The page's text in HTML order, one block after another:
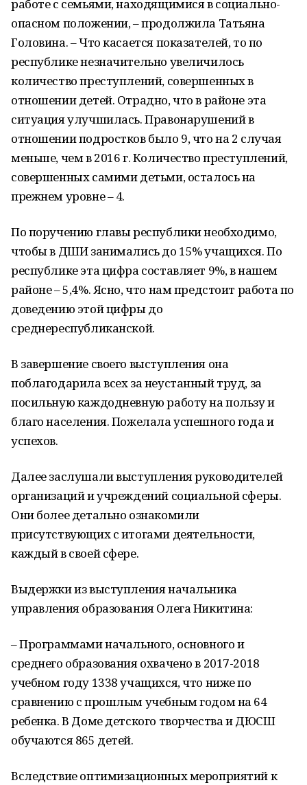
работе с семьями, находящимися в социально-
опасном положении, – продолжила Татьяна
Головина. – Что касается показателей, то по
республике незначительно увеличилось
количество преступлений, совершенных в
отношении детей. Отрадно, что в районе эта
ситуация улучшилась. Правонарушений в
отношении подростков было 9, что на 2 случая
меньше, чем в 2016 г. Количество преступлений,
совершенных самими детьми, осталось на
прежнем уровне – 4.
По поручению главы республики необходимо,
чтобы в ДШИ занимались до 15% учащихся. По
республике эта цифра составляет 9%, в нашем
районе – 5,4%. Ясно, что нам предстоит работа по
доведению этой цифры до
среднереспубликанской.
В завершение своего выступления она
поблагодарила всех за неустанный труд, за
посильную каждодневную работу на пользу и
благо населения. Пожелала успешного года и
успехов.
Далее заслушали выступления руководителей
организаций и учреждений социальной сферы.
Они более детально ознакомили
присутствующих с итогами деятельности,
каждый в своей сфере.
Выдержки из выступления начальника
управления образования Олега Никитина:
– Программами начального, основного и
среднего образования охвачено в 2017-2018
учебном году 1338 учащихся, что ниже по
сравнению с прошлым учебным годом на 64
ребенка. В Доме детского творчества и ДЮСШ
обучаются 865 детей.
Вследствие оптимизационных мероприятий к